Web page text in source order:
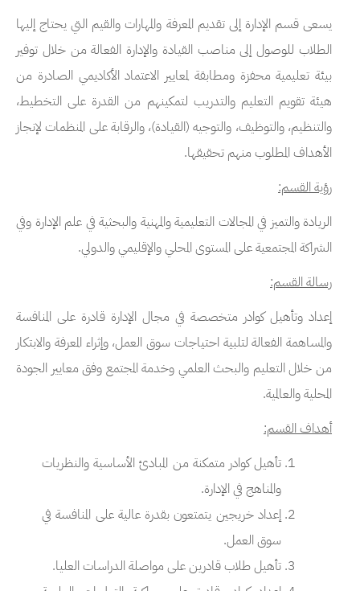
يسعى قسم الإدارة إلى تقديم المعرفة والمهارات والقيم التي يحتاج إليها
الطلاب للوصول إلى مناصب القيادة والإدارة الفعالة من خلال توفير
بيئة تعليمية محفزة ومطابقة لمعايير الاعتماد الأكاديمي الصادرة من
هيئة تقويم التعليم والتدريب لتمكينهم من القدرة على التخطيط،
والتنظيم، والتوظيف، والتوجيه (القيادة)، والرقابة على المنظمات لإنجاز
الأهداف المطلوب منهم تحقيقها.
رؤية القسم:
الريادة والتميز في المجالات التعليمية والمهنية والبحثية في علم الإدارة وفي
الشراكة المجتمعية على المستوى المحلي والإقليمي والدولي.
رسالة القسم:
إعداد وتأهيل كوادر متخصصة في مجال الإدارة قادرة على المنافسة
والمساهمة الفعالة لتلبية احتياجات سوق العمل، وإثراء المعرفة والابتكار
من خلال التعليم والبحث العلمي وخدمة المجتمع وفق معايير الجودة
المحلية والعالمية.
أهداف القسم:
تأهيل كوادر متمكنة من المبادئ الأساسية والنظريات
والمناهج في الإدارة.
إعداد خريجين يتمتعون بقدرة عالية على المنافسة في
سوق العمل.
تأهيل طلاب قادرين على مواصلة الدراسات العليا.